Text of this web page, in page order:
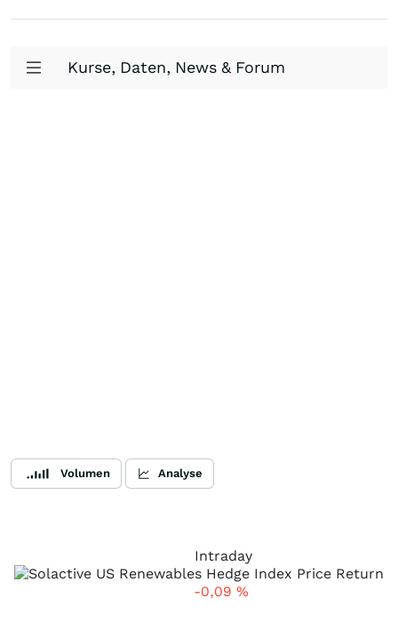
Kurse, Daten, News & Forum
Volumen Analyse
Intraday
-0,09 %